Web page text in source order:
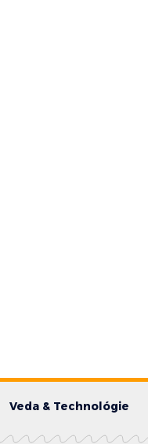
Veda & Technológie